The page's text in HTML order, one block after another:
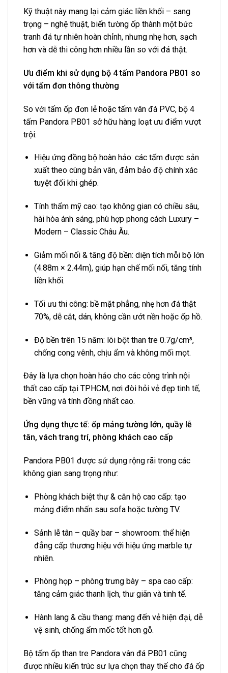
Kỹ thuật này mang lại cảm giác liền khối – sang
trọng – nghệ thuật, biến tường ốp thành một bức
tranh đá tự nhiên hoàn chỉnh, nhưng nhẹ hơn, sạch
hơn và dễ thi công hơn nhiều lần so với đá thật.
Ưu điểm khi sử dụng bộ 4 tấm Pandora PB01 so
với tấm đơn thông thường
So với tấm ốp đơn lẻ hoặc tấm vân đá PVC, bộ 4
tấm Pandora PB01 sở hữu hàng loạt ưu điểm vượt
trội:
Hiệu ứng đồng bộ hoàn hảo: các tấm được sản
xuất theo cùng bản vân, đảm bảo độ chính xác
tuyệt đối khi ghép.
Tính thẩm mỹ cao: tạo không gian có chiều sâu,
hài hòa ánh sáng, phù hợp phong cách Luxury –
Modern – Classic Châu Âu.
Giảm mối nối & tăng độ bền: diện tích mỗi bộ lớn
(4.88m × 2.44m), giúp hạn chế mối nối, tăng tính
liền khối.
Tối ưu thi công: bề mặt phẳng, nhẹ hơn đá thật
70%, dễ cắt, dán, không cần ướt nền hoặc ốp hồ.
Độ bền trên 15 năm: lõi bột than tre 0.7g/cm³,
chống cong vênh, chịu ẩm và không mối mọt.
Đây là lựa chọn hoàn hảo cho các công trình nội
thất cao cấp tại TPHCM, nơi đòi hỏi vẻ đẹp tinh tế,
bền vững và tính đồng nhất cao.
Ứng dụng thực tế: ốp mảng tường lớn, quầy lễ
tân, vách trang trí, phòng khách cao cấp
Pandora PB01 được sử dụng rộng rãi trong các
không gian sang trọng như:
Phòng khách biệt thự & căn hộ cao cấp: tạo
mảng điểm nhấn sau sofa hoặc tường TV.
Sảnh lễ tân – quầy bar – showroom: thể hiện
đẳng cấp thương hiệu với hiệu ứng marble tự
nhiên.
Phòng họp – phòng trưng bày – spa cao cấp:
tăng cảm giác thanh lịch, thư giãn và tinh tế.
Hành lang & cầu thang: mang đến vẻ hiện đại, dễ
vệ sinh, chống ẩm mốc tốt hơn gỗ.
Bộ tấm ốp than tre Pandora vân đá PB01 cũng
được nhiều kiến trúc sư lựa chọn thay thế cho đá ốp